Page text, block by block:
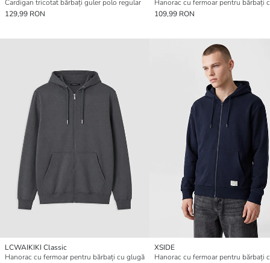
Cardigan tricotat bărbați guler polo regular
129,99 RON
Hanorac cu fermoar pentru bărbați
109,99 RON
LCWAIKIKI Classic
Hanorac cu fermoar pentru bărbați cu glugă
XSIDE
Hanorac cu fermoar pentru bărbați